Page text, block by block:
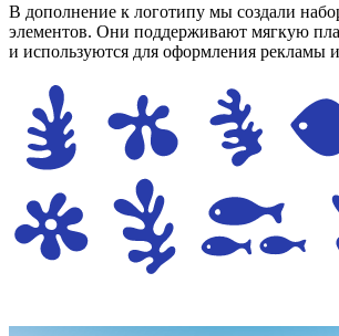
В дополнение к логотипу мы создали
элементов. Они поддерживают мягкую
и используются для оформления рекламы